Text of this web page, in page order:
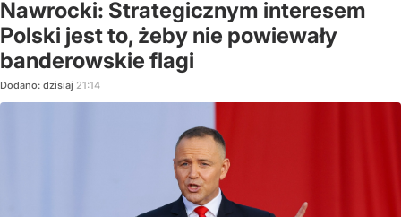
Nawrocki: Strategicznym interesem
Polski jest to, żeby nie powiewały
banderowskie flagi
Dodano: dzisiaj 21:14